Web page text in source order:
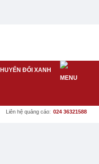
ĐỔI XANH
Liên hệ quảng cáo: 024 36321588